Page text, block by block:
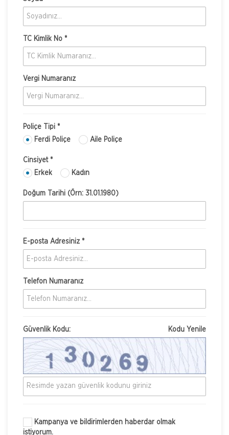
TC Kimlik No *
Vergi Numaranız
Poliçe Tipi *
Ferdi Poliçe
Aile Poliçe
Cinsiyet *
Erkek
Kadın
Doğum Tarihi (Örn: 31.01.1980)
E-posta Adresiniz *
Telefon Numaranız
Güvenlik Kodu: Kodu Yenile
Kampanya ve bildirimlerden haberdar olmak
istiyorum.